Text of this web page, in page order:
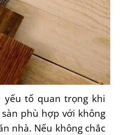
yếu tố quan trọng khi
phù hợp với không
nhà. Nếu không chắc